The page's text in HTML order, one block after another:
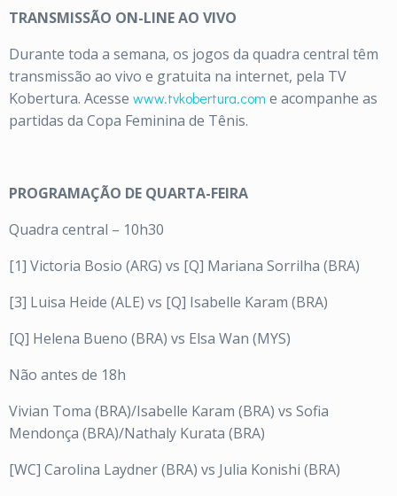
TRANSMISSÃO ON-LINE AO VIVO
Durante toda a semana, os jogos da quadra central têm
transmissão ao vivo e gratuita na internet, pela TV
Kobertura. Acesse www.tvkobertura.com e acompanhe as
partidas da Copa Feminina de Tênis.
PROGRAMAÇÃO DE QUARTA-FEIRA
Quadra central – 10h30
[1] Victoria Bosio (ARG) vs [Q] Mariana Sorrilha (BRA)
[3] Luisa Heide (ALE) vs [Q] Isabelle Karam (BRA)
[Q] Helena Bueno (BRA) vs Elsa Wan (MYS)
Não antes de 18h
Vivian Toma (BRA)/Isabelle Karam (BRA) vs Sofia
Mendonça (BRA)/Nathaly Kurata (BRA)
[WC] Carolina Laydner (BRA) vs Julia Konishi (BRA)